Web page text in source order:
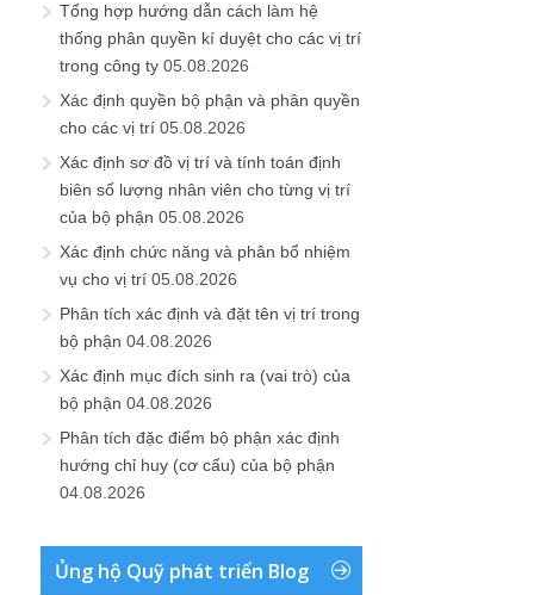
Tổng hợp hướng dẫn cách làm hệ
thống phân quyền kí duyệt cho các vị trí
trong công ty 05.08.2026
Xác định quyền bộ phận và phân quyền
cho các vị trí 05.08.2026
Xác định sơ đồ vị trí và tính toán định
biên số lượng nhân viên cho từng vị trí
của bộ phận 05.08.2026
Xác định chức năng và phân bổ nhiệm
vụ cho vị trí 05.08.2026
Phân tích xác định và đặt tên vị trí trong
bộ phận 04.08.2026
Xác định mục đích sinh ra (vai trò) của
bộ phận 04.08.2026
Phân tích đặc điểm bộ phận xác định
hướng chỉ huy (cơ cấu) của bộ phận
04.08.2026
Ủng hộ Quỹ phát triển Blog